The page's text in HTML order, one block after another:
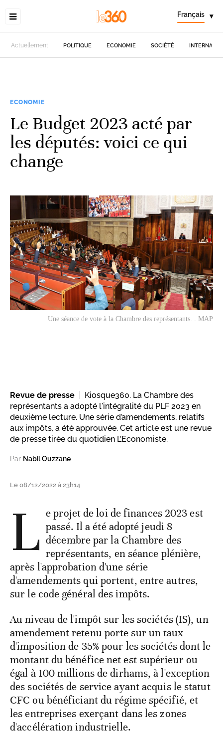
Français ▾
Actuellement POLITIQUE ECONOMIE SOCIÉTÉ
ECONOMIE
Le Budget 2023 acté par
les députés: voici ce qui
change
Une séance de vote à la Chambre des représentants. . MAP
Revue de presse
Kiosque360. La Chambre des
représentants a adopté l'intégralité du PLF 2023 en
deuxième lecture. Une série d’amendements, relatifs
aux impôts, a été approuvée. Cet article est une revue
de presse tirée du quotidien L’Economiste.
Par Nabil Ouzzane
Le 08/12/2022 à 23h14
L e projet de loi de finances 2023 est
passé. Il a été adopté jeudi 8
décembre par la Chambre des
représentants, en séance plénière,
après l'approbation d'une série
d'amendements qui portent, entre autres,
sur le code général des impôts.
Au niveau de l'impôt sur les sociétés (IS), un
amendement retenu porte sur un taux
d'imposition de 35% pour les sociétés dont le
montant du bénéfice net est supérieur ou
égal à 100 millions de dirhams, à l'exception
des sociétés de service ayant acquis le statut
CFC ou bénéficiant du régime spécifié, et
les entreprises exerçant dans les zones
d'accélération industrielle.